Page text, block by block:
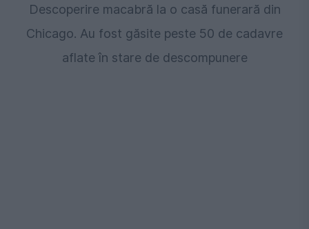
Descoperire macabră la o casă funerară din
Chicago. Au fost găsite peste 50 de cadavre
aflate în stare de descompunere